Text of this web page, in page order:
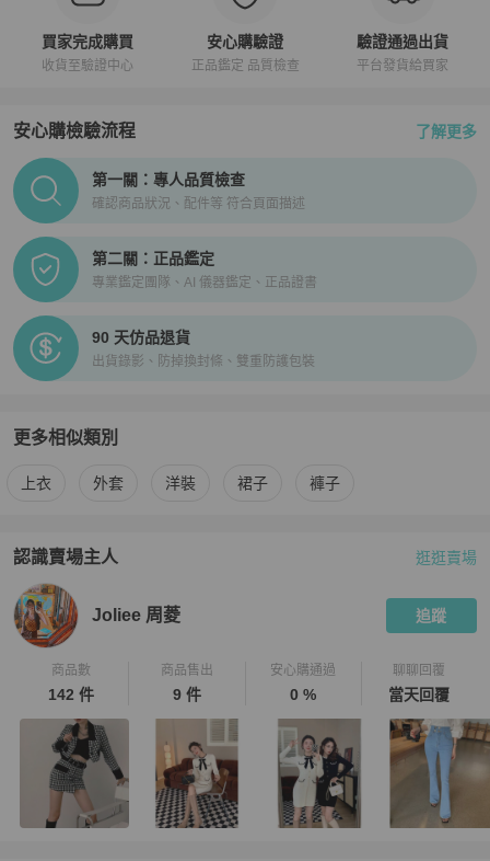
買家完成購買
收貨至驗證中心
安心購驗證
正品鑑定 品質檢查
驗證通過出貨
平台發貨給買家
安心購檢驗流程 了解更多
PopChill拍拍圈正品驗證、安心購檢驗流程介紹
第一關：專人品質檢查
確認商品狀況、配件等 符合頁面描述
第二關：正品鑑定
專業鑑定團隊、AI 儀器鑑定、正品證書
90 天仿品退貨
出貨錄影、防掉換封條、雙重防護包裝
更多相似類別
更多 女裝 相似商品推薦
上衣 外套 洋裝 裙子 褲子
認識賣場主人
PopChill 拍拍圈嚴選賣家
逛逛賣場
Joliee 周菱 追蹤
商品數
142 件
商品售出
9 件
安心購通過
0 %
聊聊回覆
當天回覆